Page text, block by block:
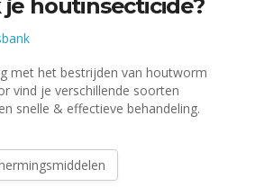
houtinsecticide?
met het bestrijden van houtworm
vind je verschillende soorten
snelle & effectieve behandeling.